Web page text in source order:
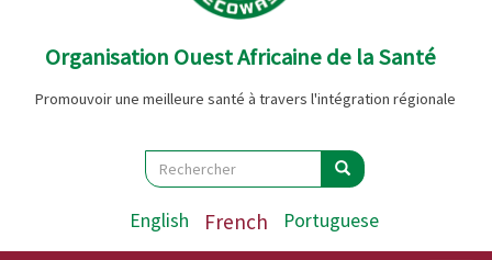
Organisation Ouest Africaine de la Santé
Promouvoir une meilleure santé à travers l'intégration régionale
Search
Rechercher Rechercher
English French Portuguese